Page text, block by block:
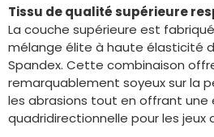
Tissu de qualité supérieure
La couche supérieure est
mélange élite à haute élasticité
Spandex. Cette combinaison
remarquablement soyeux sur la
les abrasions tout en offrant une
quadridirectionnelle pour les jeux